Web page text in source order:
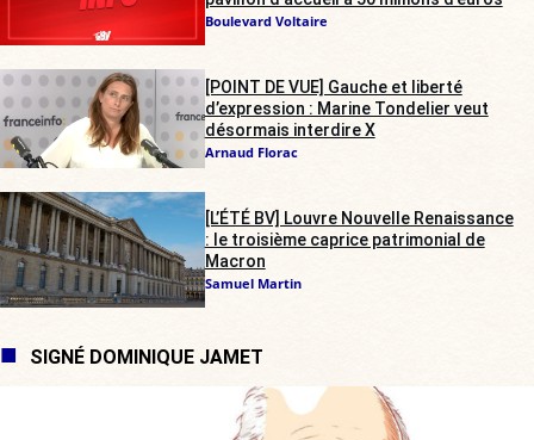
Boulevard Voltaire
[POINT DE VUE] Gauche et liberté
d’expression : Marine Tondelier veut
désormais interdire X
Arnaud Florac
[L’ÉTÉ BV] Louvre Nouvelle Renaissance
: le troisième caprice patrimonial de
Macron
Samuel Martin
SIGNÉ DOMINIQUE JAMET